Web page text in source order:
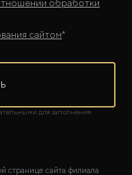
обработки
сайтом*
для заполнения.
странице сайта филиала